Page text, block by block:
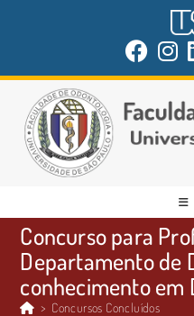
Concurso para
Departamento de
conhecimento em
> Concursos Concluídos